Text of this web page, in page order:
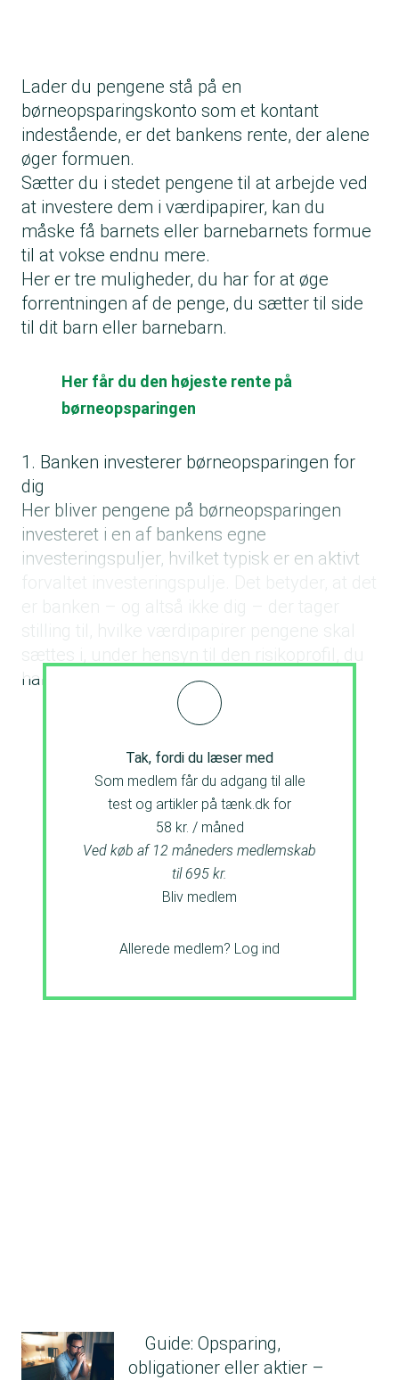
Lader du pengene stå på en
børneopsparingskonto som et kontant
indestående, er det bankens rente, der alene
øger formuen.
Sætter du i stedet pengene til at arbejde ved
at investere dem i værdipapirer, kan du
måske få barnets eller barnebarnets formue
til at vokse endnu mere.
Her er tre muligheder, du har for at øge
forrentningen af de penge, du sætter til side
til dit barn eller barnebarn.
Her får du den højeste rente på
børneopsparingen
1. Banken investerer børneopsparingen for
dig
Her bliver pengene på børneopsparingen
investeret i en af bankens egne
investeringspuljer, hvilket typisk er en aktivt
er banken – og altså ikke dig – der tager
stilling til, hvilke værdipapirer pengene skal
sættes i, under hensyn til den risikoprofil, du
har valgt.
Tak, fordi du læser med
Som medlem får du adgang til alle
test og artikler på tænk.dk for
58 kr. / måned
Ved køb af 12 måneders medlemskab
til 695 kr.
Bliv medlem
Allerede medlem? Log ind
Guide: Opsparing,
obligationer eller aktier –